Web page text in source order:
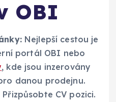
OBI
Nejlepší cestou je
portál OBI nebo
, kde jsou inzerovány
danou prodejnu.
Přizpůsobte CV pozici.